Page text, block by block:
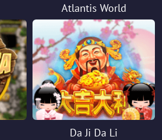
Atlantis World
Da Ji Da Li